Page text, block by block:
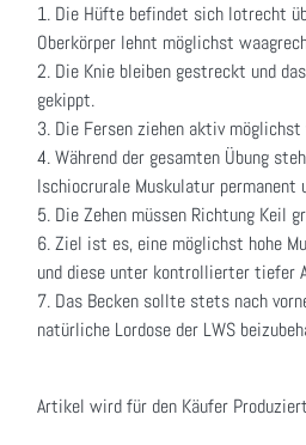
1. Die Hüfte befindet sich lotrecht
Oberkörper lehnt möglichst
2. Die Knie bleiben gestreckt und
gekippt.
3. Die Fersen ziehen aktiv
4. Während der gesamten Übung
Ischiocrurale Muskulatur permanent
5. Die Zehen müssen Richtung Keil
6. Ziel ist es, eine möglichst hohe
und diese unter kontrollierter tiefer
7. Das Becken sollte stets nach
natürliche Lordose der LWS
Artikel wird für den Käufer